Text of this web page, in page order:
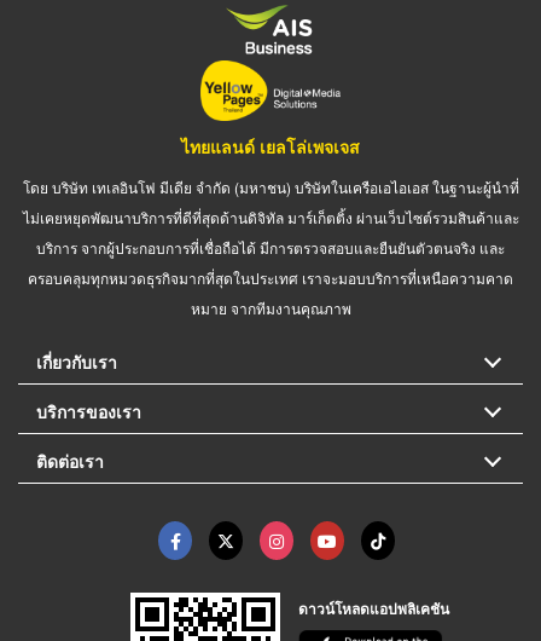
ไทยแลนด์ เยลโล่เพจเจส
โดย บริษัท เทเลอินโฟ มีเดีย จำกัด (มหาชน) บริษัทในเครือเอไอเอส ในฐานะผู้นำที่
ไม่เคยหยุดพัฒนาบริการที่ดีที่สุดด้านดิจิทัล มาร์เก็ตติ้ง ผ่านเว็บไซต์รวมสินค้าและ
บริการ จากผู้ประกอบการที่เชื่อถือได้ มีการตรวจสอบและยืนยันตัวตนจริง และ
ครอบคลุมทุกหมวดธุรกิจมากที่สุดในประเทศ เราจะมอบบริการที่เหนือความคาด
หมาย จากทีมงานคุณภาพ
เกี่ยวกับเรา
บริการของเรา
ติดต่อเรา
ดาวน์โหลดแอปพลิเคชัน